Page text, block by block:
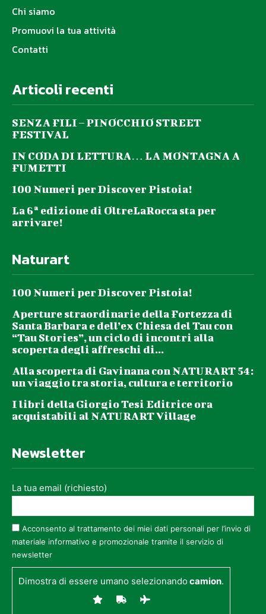
Chi siamo
Promuovi la tua attività
Contatti
Articoli recenti
SENZA FILI – PINOCCHIO STREET
FESTIVAL
IN CODA DI LETTURA… LA MONTAGNA A
FUMETTI
100 Numeri per Discover Pistoia!
La 6ª edizione di OltreLaRocca sta per
arrivare!
Naturart
100 Numeri per Discover Pistoia!
Aperture straordinarie della Fortezza di
Santa Barbara e dell’ex Chiesa del Tau con
“Tau Stories”, un ciclo di incontri alla
scoperta degli affreschi di...
Alla scoperta di Gavinana con NATURART 54:
un viaggio tra storia, cultura e territorio
I libri della Giorgio Tesi Editrice ora
acquistabili al NATURART Village
Newsletter
La tua email (richiesto)
Acconsento al trattamento dei miei dati personali per l’invio di
materiale informativo e promozionale tramite il servizio di
newsletter
Dimostra di essere umano selezionandocamion.